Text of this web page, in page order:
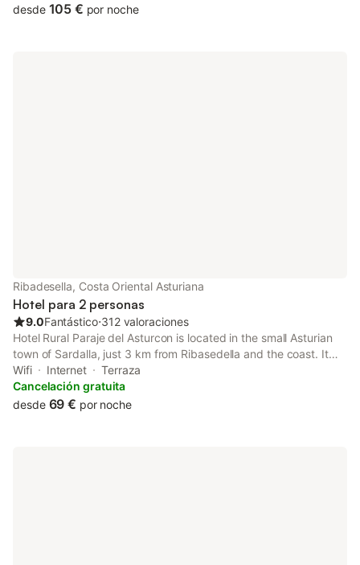
desde 105 € por noche
Ribadesella, Costa Oriental Asturiana
Hotel para 2 personas
9.0Fantástico⋅312 valoraciones
Hotel Rural Paraje del Asturcon is located in the small Asturian
town of Sardalla, just 3 km from Ribasedella and the coast. It
offers stunning views, tranquillity and outdoor activities. Free
private parking is available on site.
Wifi Internet
Terraza
Cancelación gratuita
desde 69 € por noche